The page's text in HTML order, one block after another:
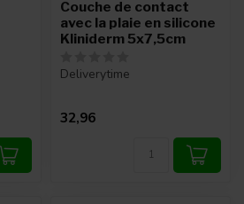
Couche de contact
avec la plaie en silicone
Kliniderm 5x7,5cm
Deliverytime
32,96